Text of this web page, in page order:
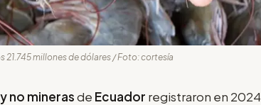
21.745 millones de dólares / Foto: cortesía
y no minerasde Ecuador registraron en 2024